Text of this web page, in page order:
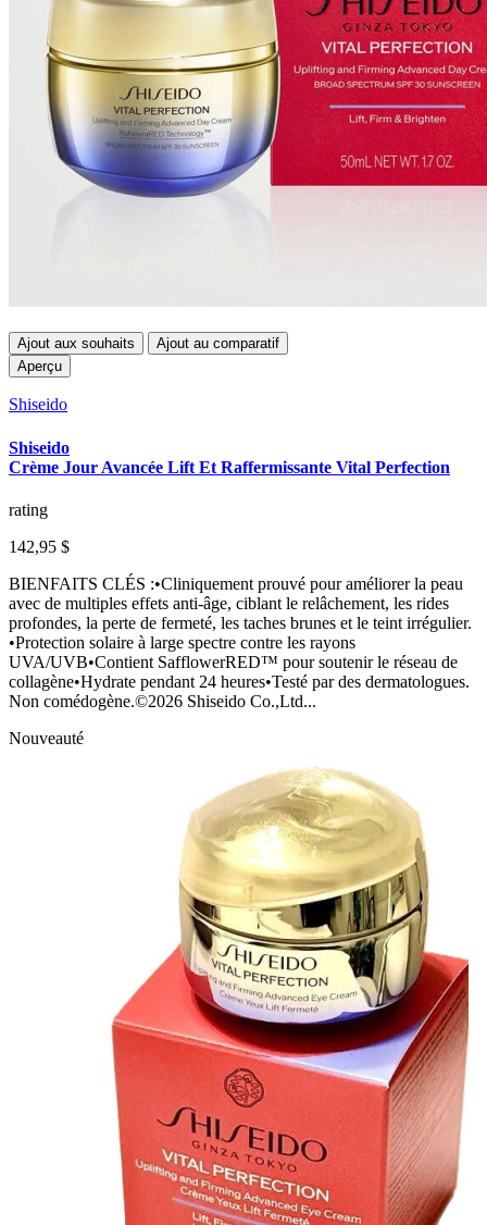
Ajout aux souhaits
Ajout au comparatif
Aperçu
Shiseido
Shiseido
Crème Jour Avancée Lift Et Raffermissante Vital Perfection
rating
142,95 $
BIENFAITS CLÉS :•Cliniquement prouvé pour améliorer la peau
avec de multiples effets anti-âge, ciblant le relâchement, les rides
profondes, la perte de fermeté, les taches brunes et le teint irrégulier.
•Protection solaire à large spectre contre les rayons
UVA/UVB•Contient SafflowerRED™ pour soutenir le réseau de
collagène•Hydrate pendant 24 heures•Testé par des dermatologues.
Non comédogène.©2026 Shiseido Co.,Ltd...
Nouveauté